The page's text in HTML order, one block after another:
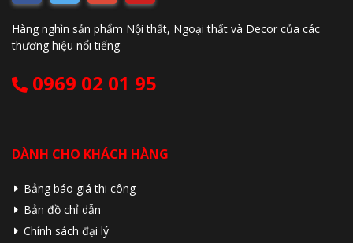
Hàng nghìn sản phẩm Nội thất, Ngoại thất và Decor của các
thương hiệu nổi tiếng
0969 02 01 95
DÀNH CHO KHÁCH HÀNG
Bảng báo giá thi công
Bản đồ chỉ dẫn
Chính sách đại lý